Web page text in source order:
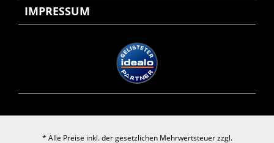
IMPRESSUM
* Alle Preise inkl. der gesetzlichen Mehrwertsteuer zzgl.